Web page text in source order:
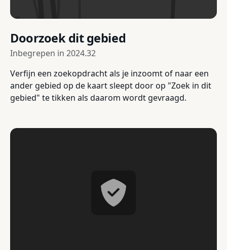
Doorzoek dit gebied
Inbegrepen in 2024.32
Verfijn een zoekopdracht als je inzoomt of naar een
ander gebied op de kaart sleept door op "Zoek in dit
gebied" te tikken als daarom wordt gevraagd.